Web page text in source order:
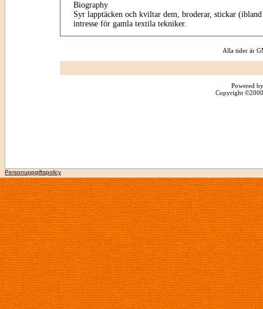
Biography
Syr lapptäcken och kviltar dem, broderar, stickar
intresse för gamla textila tekniker.
Alla tider är
Powered
Copyright
Personuppgiftspolicy